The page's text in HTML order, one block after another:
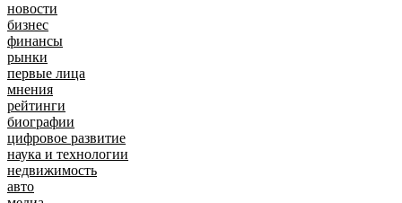
новости
бизнес
финансы
рынки
первые лица
мнения
рейтинги
биографии
цифровое развитие
наука и технологии
недвижимость
авто